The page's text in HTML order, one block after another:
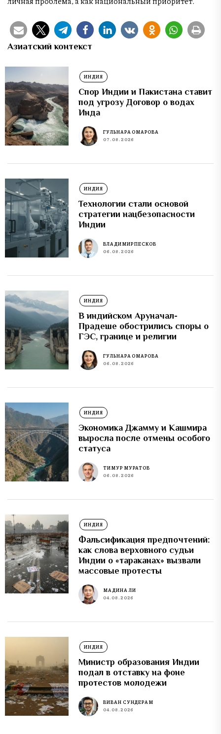
Азиатский контекст
ИНДИЯ
Спор Индии и Пакистана ставит
под угрозу Договор о водах
Инда
ГУЛЬНАРА ОМАРОВА
07.08.2026
ИНДИЯ
Технологии стали основой
стратегии нацбезопасности
Индии
ВЛАДИМИР ПЕСКОВ
06.08.2026
ИНДИЯ
В индийском Аруначал-
Прадеше обострились споры о
ГЭС, границе и религии
ГУЛЬНАРА ОМАРОВА
06.08.2026
ИНДИЯ
Экономика Джамму и Кашмира
выросла после отмены особого
статуса
ТИМУР МУРАТОВ
06.08.2026
ИНДИЯ
Фальсификация предпочтений:
как слова верховного судьи
Индии о «тараканах» вызвали
массовые протесты
МАДИНА ЛИ
04.08.2026
ИНДИЯ
Министр образования Индии
подал в отставку на фоне
протестов молодежи
ВИВАН СУНДЕРАМ
04.08.2026